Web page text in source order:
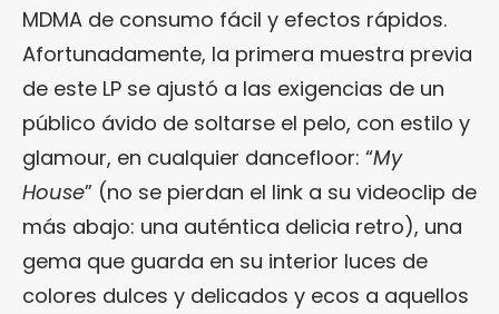
MDMA de consumo fácil y efectos rápidos.
Afortunadamente, la primera muestra previa
de este LP se ajustó a las exigencias de un
público ávido de soltarse el pelo, con estilo y
glamour, en cualquier dancefloor: “My
House” (no se pierdan el link a su videoclip de
más abajo: una auténtica delicia retro), una
gema que guarda en su interior luces de
colores dulces y delicados y ecos a aquellos